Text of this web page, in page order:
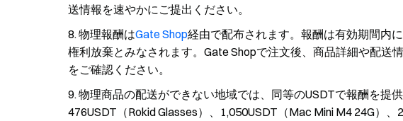
送情報を速やかにご提出ください。
物理報酬はGate Shop経由で配布されます。報酬は有効期間内
権利放棄とみなされます。Gate Shopで注文後、商品詳細や配送
をご確認ください。
物理商品の配送ができない地域では、同等のUSDTで報酬を提
476USDT（Rokid Glasses）、1,050USDT（Mac Mini M4 24G）、